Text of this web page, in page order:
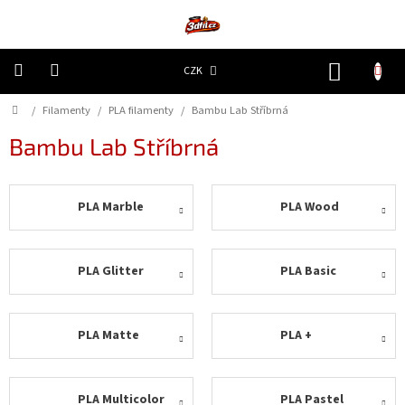
CZK
díly
ceny
Domů
/ Filamenty / PLA filamenty / Bambu Lab Stříbrná
Bambu Lab Stříbrná
PLA Marble PLA Wood
PLA Glitter PLA Basic
PLA Matte PLA +
PLA Multicolor PLA Pastel